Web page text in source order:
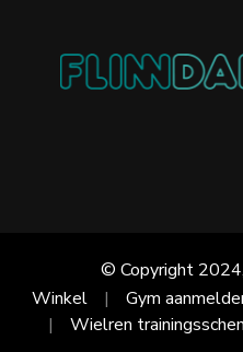
© Copyright
Winkel
Gym
Wielren